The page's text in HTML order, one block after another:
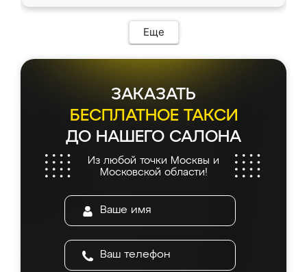
Еще
ЗАКАЗАТЬ
БЕСПЛАТНОЕ ТАКСИ
ДО НАШЕГО САЛОНА
Из любой точки Москвы и
Московской области!